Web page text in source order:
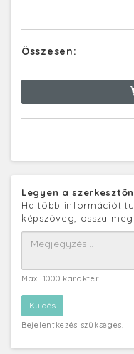
Összesen:
Legyen a
Ha több információt
képszöveg, ossza
Max. 1000 karakter
Bejelentkezés szükséges!